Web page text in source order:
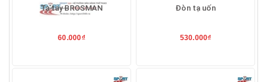
Tạ tay BROSMAN
60.000₫
Đòn tạ uốn
530.000₫